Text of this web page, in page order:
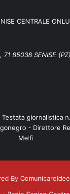
CENTRALE
85038 SENISE (PZ)
giornalistica
- Direttore
Melfi
By ComunicareIdee